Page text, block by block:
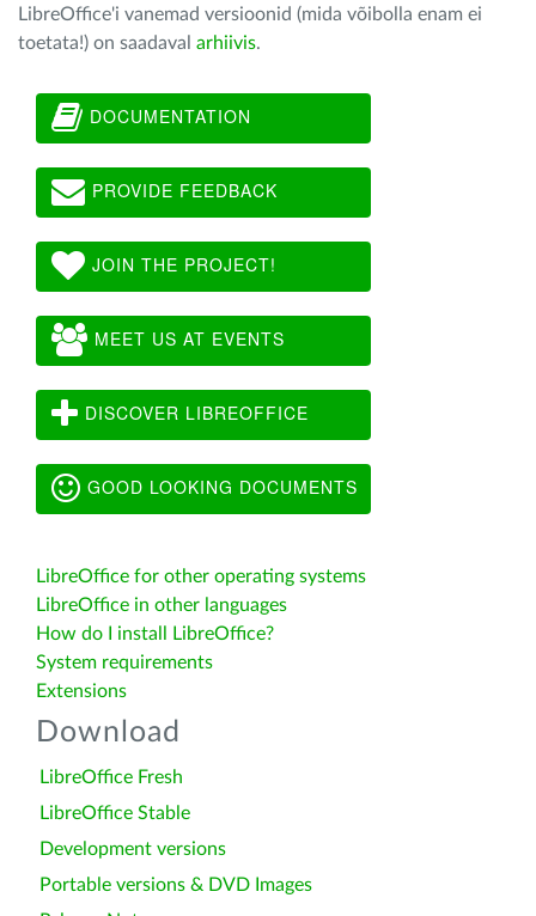
LibreOffice'i vanemad versioonid (mida võibolla enam ei
toetata!) on saadaval arhiivis.
DOCUMENTATION
PROVIDE FEEDBACK
JOIN THE PROJECT!
MEET US AT EVENTS
DISCOVER LIBREOFFICE
GOOD LOOKING DOCUMENTS
LibreOffice for other operating systems
LibreOffice in other languages
How do I install LibreOffice?
System requirements
Extensions
Download
LibreOffice Fresh
LibreOffice Stable
Development versions
Portable versions & DVD Images